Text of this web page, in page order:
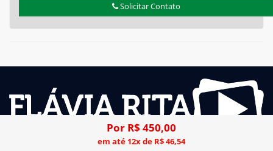
Solicitar Contato
Por R$ 450,00
em até 12x de R$ 46,54